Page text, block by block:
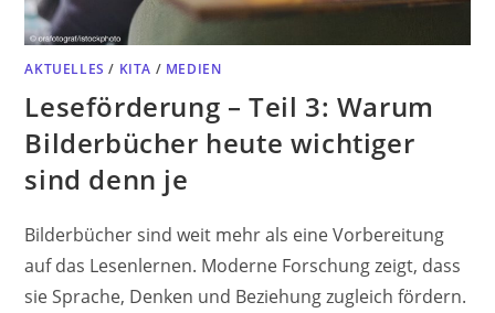
AKTUELLES / KITA / MEDIEN
Leseförderung – Teil 3: Warum
Bilderbücher heute wichtiger
sind denn je
Bilderbücher sind weit mehr als eine Vorbereitung
auf das Lesenlernen. Moderne Forschung zeigt, dass
sie Sprache, Denken und Beziehung zugleich fördern.